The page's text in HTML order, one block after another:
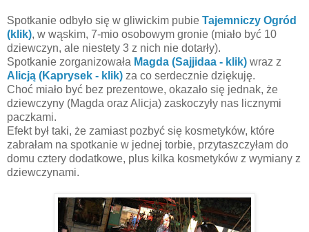
Spotkanie odbyło się w gliwickim pubie Tajemniczy Ogród
(klik), w wąskim, 7-mio osobowym gronie (miało być 10
dziewczyn, ale niestety 3 z nich nie dotarły).
Spotkanie zorganizowała Magda (Sajjidaa - klik) wraz z
Alicją (Kaprysek - klik) za co serdecznie dziękuję.
Choć miało być bez prezentowe, okazało się jednak, że
dziewczyny (Magda oraz Alicja) zaskoczyły nas licznymi
paczkami.
Efekt był taki, że zamiast pozbyć się kosmetyków, które
zabrałam na spotkanie w jednej torbie, przytaszczyłam do
domu cztery dodatkowe, plus kilka kosmetyków z wymiany z
dziewczynami.